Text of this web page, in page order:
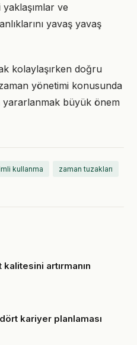
ve
yavaş yavaş
kolaylaşırken doğru
yönetimi konusunda
büyük önem
kullanma zaman tuzakları
artırmanın
dört kariyer planlaması